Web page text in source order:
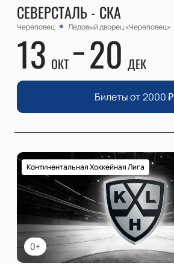
СЕВЕРСТАЛЬ - СКА
Череповец Ледовый дворец «Череповец»
13 ОКТ 20 ДЕК
Билеты от 2000₽
0+
Континентальная Хоккейная Лига